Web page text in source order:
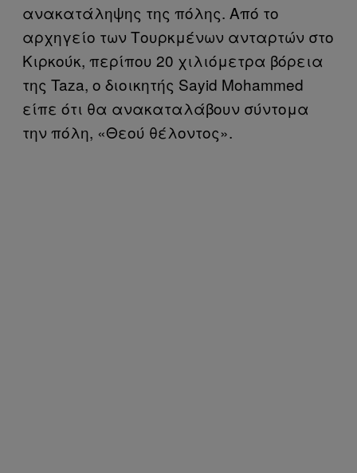
ανακατάληψης της πόλης. Από το
αρχηγείο των Τουρκμένων ανταρτών στο
Κιρκούκ, περίπου 20 χιλιόμετρα βόρεια
της Taza, ο διοικητής Sayid Mohammed
είπε ότι θα ανακαταλάβουν σύντομα
την πόλη, «Θεού θέλοντος».